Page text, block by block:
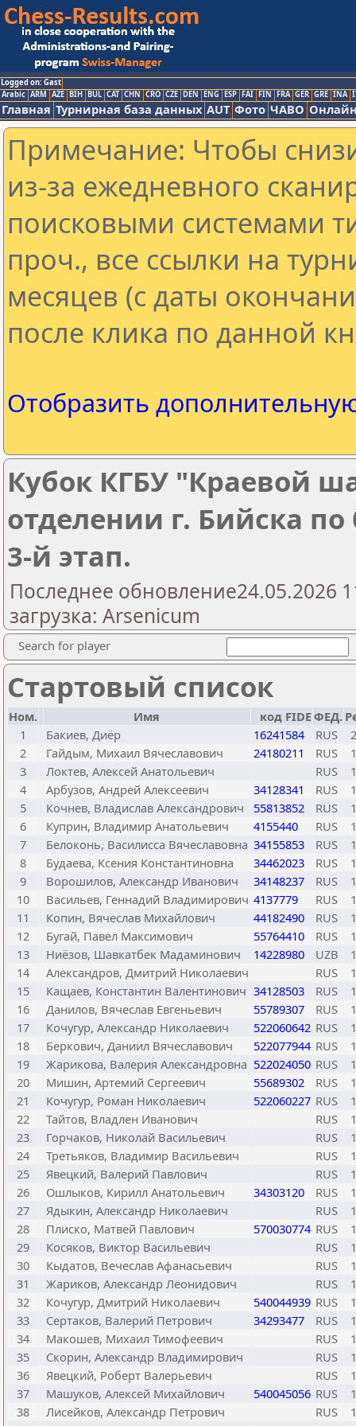
Logged on: Gast
Arabic ARM AZE BIH BUL CAT CHN CRO CZE DEN ENG ESP FAI FIN FRA GER GRE INA
Главная Турнирная база данных AUT Фото ЧАВО
Примечание: Чтобы
из-за ежедневного
поисковыми системами
проч., все ссылки на
месяцев (с даты
после клика по данной
Отобразить
Кубок КГБУ "Краевой
отделении г. Бийска
3-й этап.
Последнее обновление24.05.2026
загрузка: Arsenicum
Search for player
Стартовый список
Ном. Имя код FIDEФЕД.
1
Бакиев, Диёр 16241584 RUS
2
Гайдым, Михаил Вячеславович 24180211 RUS
3
Локтев, Алексей Анатольевич RUS
4
Арбузов, Андрей Алексеевич 34128341 RUS
5
Кочнев, Владислав Александрович 55813852 RUS
6
Куприн, Владимир Анатольевич 4155440 RUS
7
Белоконь, Василисса Вячеславовна 34155853 RUS
8
Будаева, Ксения Константиновна 34462023 RUS
9
Ворошилов, Александр Иванович 34148237 RUS
10
Васильев, Геннадий Владимирович 4137779 RUS
11
Копин, Вячеслав Михайлович 44182490 RUS
12
Бугай, Павел Максимович 55764410 RUS
13
Ниёзов, Шавкатбек Мадаминович 14228980 UZB
14
Александров, Дмитрий Николаевич RUS
15
Кащаев, Константин Валентинович 34128503 RUS
16
Данилов, Вячеслав Евгеньевич 55789307 RUS
17
Кочугур, Александр Николаевич 522060642 RUS
18
Беркович, Даниил Вячеславович 522077944 RUS
19
Жарикова, Валерия Александровна 522024050 RUS
20
Мишин, Артемий Сергеевич 55689302 RUS
21
Кочугур, Роман Николаевич 522060227 RUS
22
Тайтов, Владлен Иванович RUS
23
Горчаков, Николай Васильевич RUS
24
Третьяков, Владимир Васильевич RUS
25
Явецкий, Валерий Павлович RUS
26
Ошлыков, Кирилл Анатольевич 34303120 RUS
27
Ядыкин, Александр Николаевич RUS
28
Плиско, Матвей Павлович 570030774 RUS
29
Косяков, Виктор Васильевич RUS
30
Кыдатов, Вечеслав Афанасьевич RUS
31
Жариков, Александр Леонидович RUS
32
Кочугур, Дмитрий Николаевич 540044939 RUS
33
Сертаков, Валерий Петрович 34293477 RUS
34
Макошев, Михаил Тимофеевич RUS
35
Скорин, Александр Владимирович RUS
36
Явецкий, Роберт Валерьевич RUS
37
Машуков, Алексей Михайлович 540045056 RUS
38
Лисейков, Александр Петрович RUS